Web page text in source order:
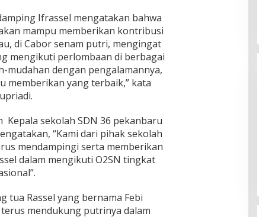
Ifrassel mengatakan bahwa
mampu memberikan kontribusi
di Cabor senam putri, mengingat
mengikuti perlombaan di berbagai
mudahan dengan pengalamannya,
memberikan yang terbaik,” kata
Kepala sekolah SDN 36 pekanbaru
“Kami dari pihak sekolah
mendampingi serta memberikan
dalam mengikuti O2SN tingkat
tua Rassel yang bernama Febi
mendukung putrinya dalam
Kegaduhan Yang Membuat
Sejumlah Tokoh Semakin Santer